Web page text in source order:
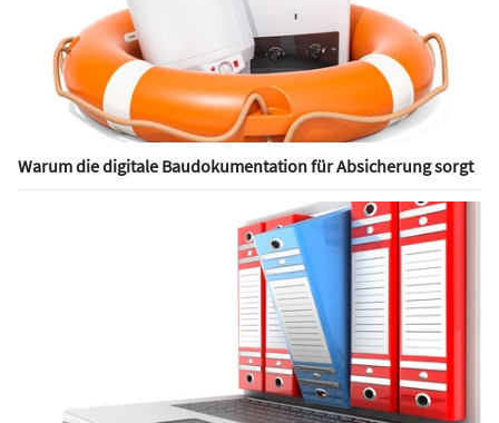
Warum die digitale Baudokumentation für Absicherung sorgt